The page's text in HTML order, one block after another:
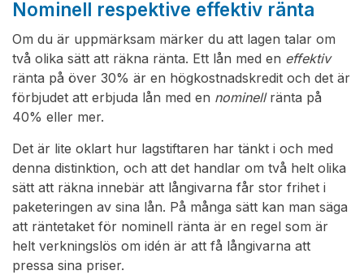
Nominell respektive effektiv ränta
Om du är uppmärksam märker du att lagen talar om
två olika sätt att räkna ränta. Ett lån med en effektiv
ränta på över 30% är en högkostnadskredit och det är
förbjudet att erbjuda lån med en nominellränta på
40% eller mer.
Det är lite oklart hur lagstiftaren har tänkt i och med
denna distinktion, och att det handlar om två helt olika
sätt att räkna innebär att långivarna får stor frihet i
paketeringen av sina lån. På många sätt kan man säga
att räntetaket för nominell ränta är en regel som är
helt verkningslös om idén är att få långivarna att
pressa sina priser.